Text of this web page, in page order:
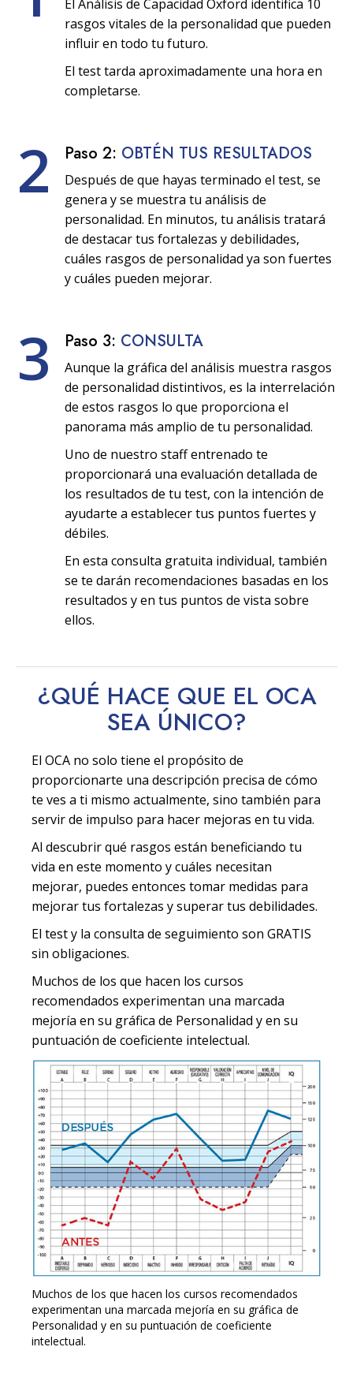
El Análisis de Capacidad Oxford identifica 10
rasgos vitales de la personalidad que pueden
influir en todo tu futuro.
El test tarda aproximadamente una hora en
completarse.
2 Paso 2: OBTÉN TUS RESULTADOS
Después de que hayas terminado el test, se
genera y se muestra tu análisis de
personalidad. En minutos, tu análisis tratará
de destacar tus fortalezas y debilidades,
cuáles rasgos de personalidad ya son fuertes
y cuáles pueden mejorar.
3 Paso 3: CONSULTA
Aunque la gráfica del análisis muestra rasgos
de personalidad distintivos, es la interrelación
de estos rasgos lo que proporciona el
panorama más amplio de tu personalidad.
Uno de nuestro staff entrenado te
proporcionará una evaluación detallada de
los resultados de tu test, con la intención de
ayudarte a establecer tus puntos fuertes y
débiles.
En esta consulta gratuita individual, también
se te darán recomendaciones basadas en los
resultados y en tus puntos de vista sobre
ellos.
¿QUÉ HACE QUE EL OCA
SEA ÚNICO?
El OCA no solo tiene el propósito de
proporcionarte una descripción precisa de cómo
te ves a ti mismo actualmente, sino también para
servir de impulso para hacer mejoras en tu vida.
Al descubrir qué rasgos están beneficiando tu
vida en este momento y cuáles necesitan
mejorar, puedes entonces tomar medidas para
mejorar tus fortalezas y superar tus debilidades.
El test y la consulta de seguimiento son GRATIS
sin obligaciones.
Muchos de los que hacen los cursos
recomendados experimentan una marcada
mejoría en su gráfica de Personalidad y en su
puntuación de coeficiente intelectual.
Muchos de los que hacen los cursos recomendados
experimentan una marcada mejoría en su gráfica de
Personalidad y en su puntuación de coeficiente
intelectual.